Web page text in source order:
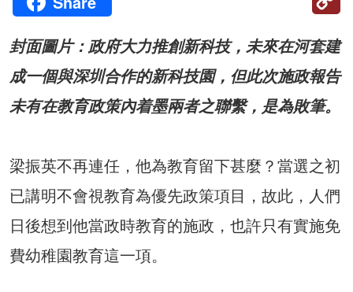
封面圖片：政府大力推創新科技，未來在河套建
成一個與深圳合作的新科技園，但此次施政報告
未有在教育政策內着墨兩者之聯繫，是為敗筆。
梁振英不再連任，他為教育留下甚麼？當選之初
已講明不會視教育為優先政策項目，故此，人們
日後想到他當政時教育的施政，也許只有實施免
費幼稚園教育這一項。